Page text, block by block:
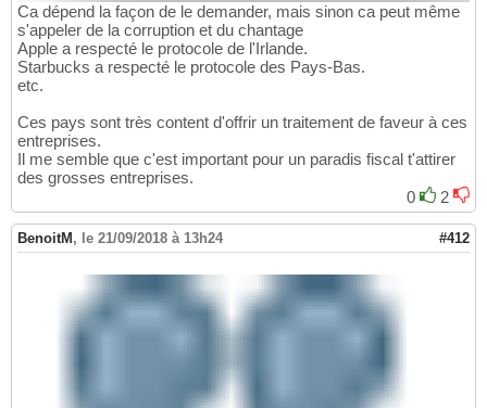
Ca dépend la façon de le demander, mais sinon ca peut même
s'appeler de la corruption et du chantage
Apple a respecté le protocole de l'Irlande.
Starbucks a respecté le protocole des Pays-Bas.
etc.
Ces pays sont très content d'offrir un traitement de faveur à ces
entreprises.
Il me semble que c'est important pour un paradis fiscal t'attirer
des grosses entreprises.
0
2
BenoitM , le 21/09/2018 à 13h24 #412